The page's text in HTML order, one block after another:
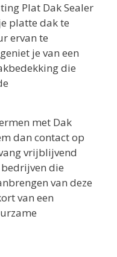
Plat Dak Sealer
platte dak te
ervan te
je van een
die
met Dak
dan contact op
vrijblijvend
die
van deze
van een